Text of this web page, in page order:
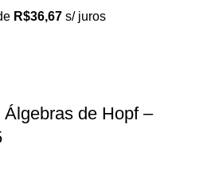
R$36,67 s/ juros
de Hopf –